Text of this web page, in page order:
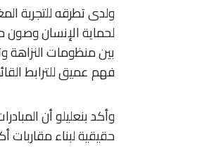
ولدى تطرقه للتجربة
لحماية الإنسان وصون
بين منظومات النزاهة
فهم عميق للترابط
وأكد بنعليلو أن
حقيقية لبناء مقاربات